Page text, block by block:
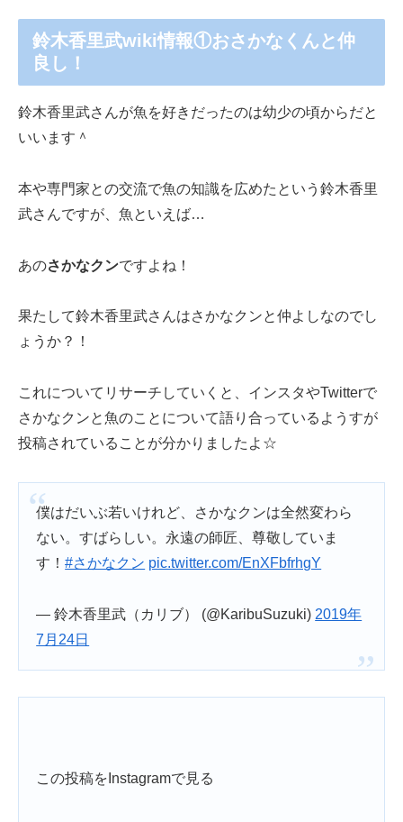
鈴木香里武wiki情報①おさかなくんと仲
良し！
鈴木香里武さんが魚を好きだったのは幼少の頃からだと
いいます＾
本や専門家との交流で魚の知識を広めたという鈴木香里
武さんですが、魚といえば…
あのさかなクンですよね！
果たして鈴木香里武さんはさかなクンと仲よしなのでし
ょうか？！
これについてリサーチしていくと、インスタやTwitterで
さかなクンと魚のことについて語り合っているようすが
投稿されていることが分かりましたよ☆
僕はだいぶ若いけれど、さかなクンは全然変わら
ない。すばらしい。永遠の師匠、尊敬していま
す！#さかなクン pic.twitter.com/EnXFbfrhgY
— 鈴木香里武（カリブ） (@KaribuSuzuki) 2019年
7月24日
この投稿をInstagramで見る